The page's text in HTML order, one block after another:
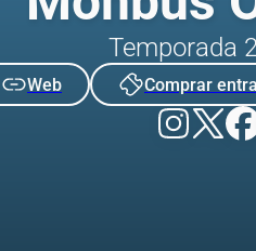
Temporada
Web Comprar